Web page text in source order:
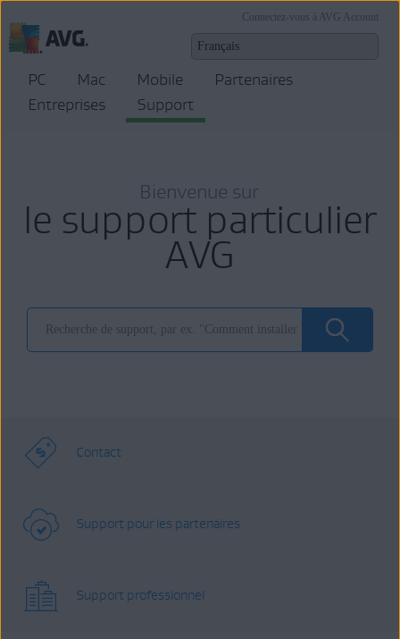
Connectez-vous à AVG Account
PC Mac Mobile
Partenaires
Entreprises
Support
Bienvenue sur
le support particulier
AVG
Contact
Support pour les partenaires
Support professionnel